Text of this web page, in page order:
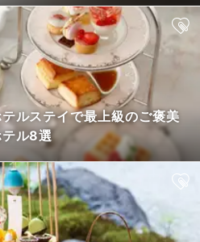
ルステイで最上級のご褒美
ル8選